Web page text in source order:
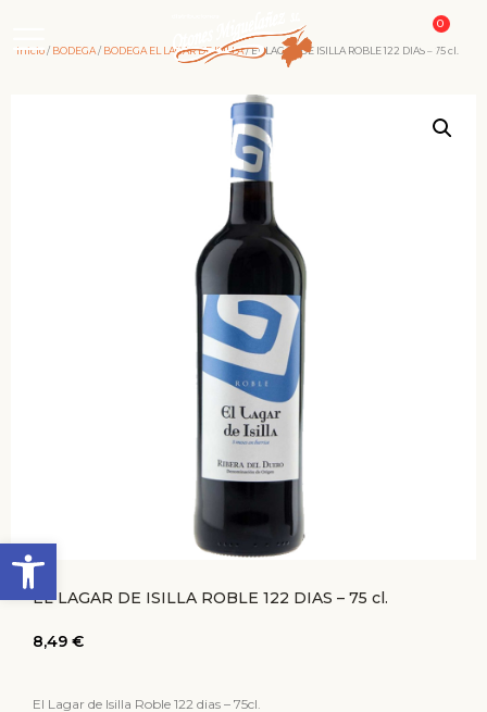
Abrir barra de herramientas
0
Inicio/ BODEGA/ BODEGA EL LAGAR DE ISILLA/ EL LAGAR DE ISILLA ROBLE 122 DIAS – 75 cl.
EL LAGAR DE ISILLA ROBLE 122 DIAS – 75 cl.
8,49 €
El Lagar de Isilla Roble 122 dias – 75cl.